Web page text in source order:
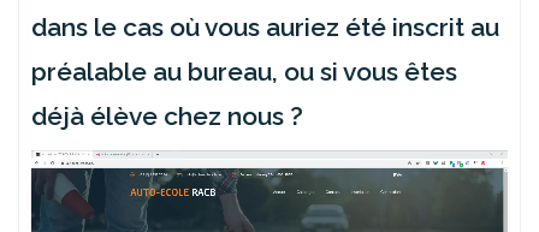
dans le cas où vous auriez été inscrit au
préalable au bureau, ou si vous êtes
déjà élève chez nous ?